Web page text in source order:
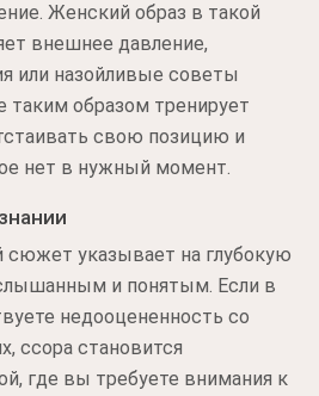
Женский образ в такой
внешнее давление,
или назойливые советы
таким образом тренирует
свою позицию и
нет в нужный момент.
указывает на глубокую
и понятым. Если в
недооцененность со
ссора становится
где вы требуете внимания к